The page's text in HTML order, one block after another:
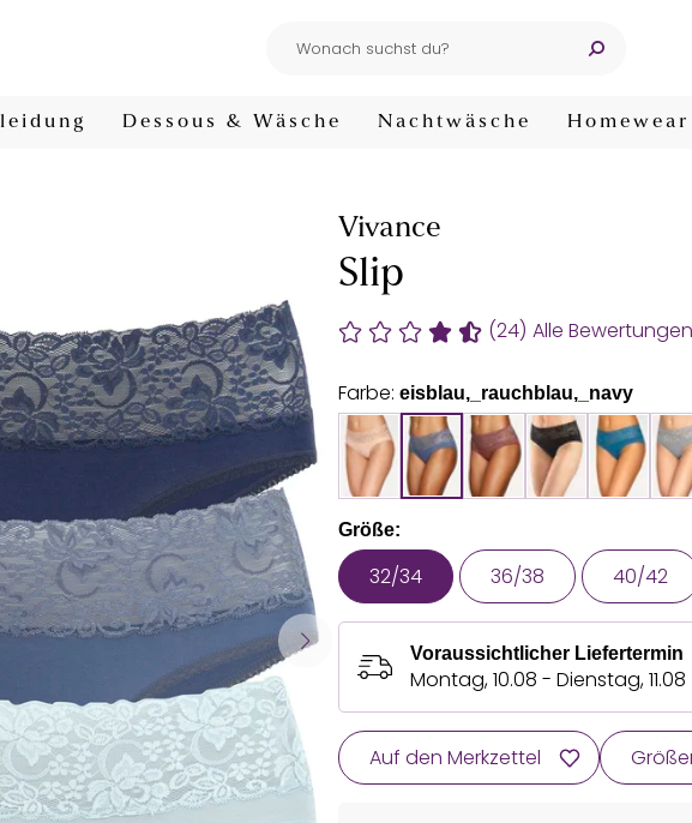
Dessous & Wäsche Nachtwäsche Homewear
Vivance
Slip
(24) Alle Bewertungen
Farbe: eisblau,_rauchblau,_navy
Größe:
32/34 36/38 40/42
Voraussichtlicher Liefertermin
Montag, 10.08 - Dienstag, 11.08
Auf den Merkzettel